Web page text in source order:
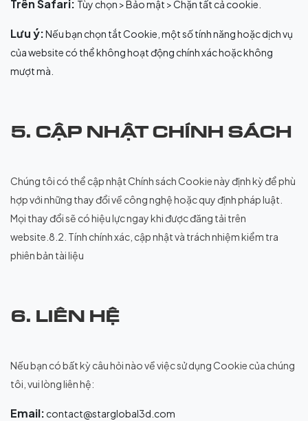
Trên Safari: Tùy chọn > Bảo mật > Chặn tất cả cookie.
Lưu ý:Nếu bạn chọn tắt Cookie, một số tính năng hoặc dịch vụ
của website có thể không hoạt động chính xác hoặc không
mượt mà.
5. CẬP NHẬT CHÍNH SÁCH
Chúng tôi có thể cập nhật Chính sách Cookie này định kỳ để phù
hợp với những thay đổi về công nghệ hoặc quy định pháp luật.
Mọi thay đổi sẽ có hiệu lực ngay khi được đăng tải trên
website.8.2. Tính chính xác, cập nhật và trách nhiệm kiểm tra
phiên bản tài liệu
6. LIÊN HỆ
Nếu bạn có bất kỳ câu hỏi nào về việc sử dụng Cookie của chúng
tôi, vui lòng liên hệ:
Email: contact@starglobal3d.com